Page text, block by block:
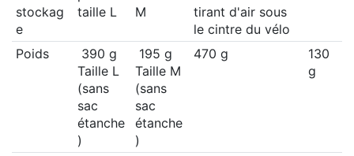
stockag
e
taille L
M
tirant d'air sous
le cintre du vélo
Poids
390 g
Taille L
(sans
sac
étanche
)
195 g
Taille M
(sans
sac
étanche
)
470 g
130
g